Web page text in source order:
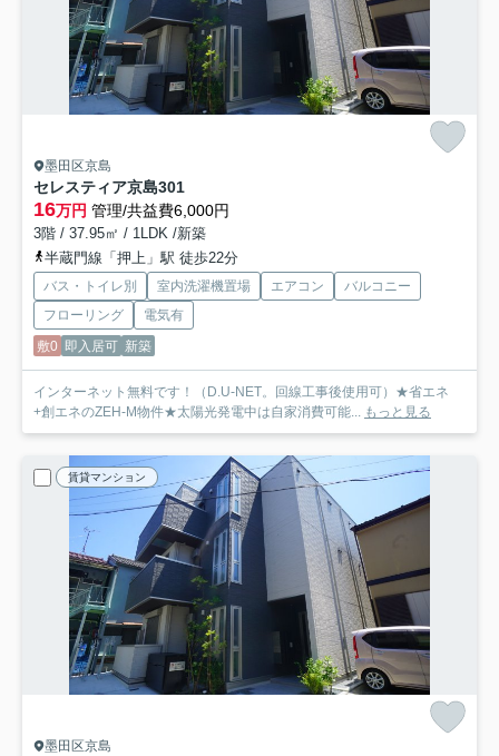
墨田区京島
セレスティア京島301
16万円 管理/共益費6,000円
3階 / 37.95㎡ / 1LDK /新築
半蔵門線「押上」駅 徒歩22分
バス・トイレ別 室内洗濯機置場 エアコン
バルコニー
フローリング
電気有
敷0 即入居可 新築
インターネット無料です！（D.U-NET。回線工事後使用可）★省エネ
+創エネのZEH-M物件★太陽光発電中は自家消費可能... もっと見る
賃貸マンション
墨田区京島